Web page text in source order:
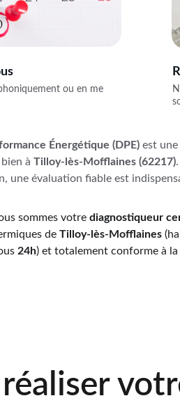
ou en me
Énergétique (DPE) est une
à Tilloy-lès-Mofflaines (62217)
une évaluation fiable est
sommes votre diagnostiqueur
de Tilloy-lès-Mofflaines
24h) et totalement conforme à